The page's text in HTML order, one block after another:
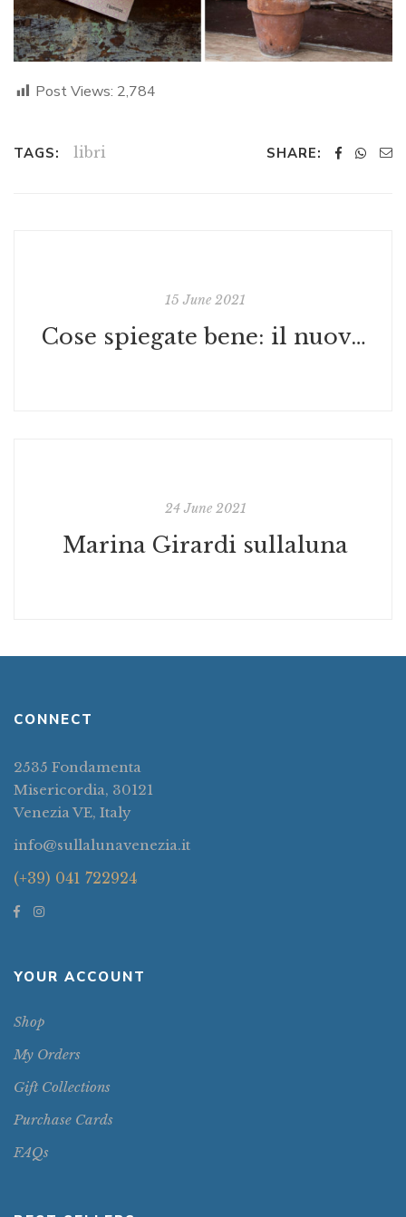
Post Views: 2,784
TAGS: libri SHARE:
15 June 2021
Cose spiegate bene: il nuovo libro/rivista di Il Post
24 June 2021
Marina Girardi sullaluna
CONNECT
2535 Fondamenta
Misericordia, 30121
Venezia VE, Italy
info@sullalunavenezia.it
(+39) 041 722924
YOUR ACCOUNT
Shop
My Orders
Gift Collections
Purchase Cards
FAQs